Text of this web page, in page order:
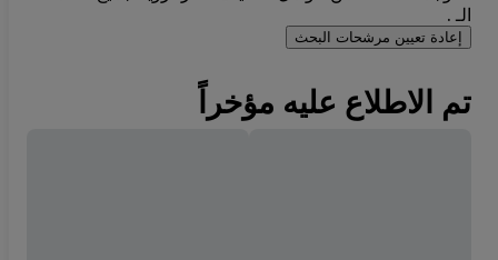
الـ .
إعادة تعيين مرشحات البحث
تم الاطلاع عليه مؤخراً